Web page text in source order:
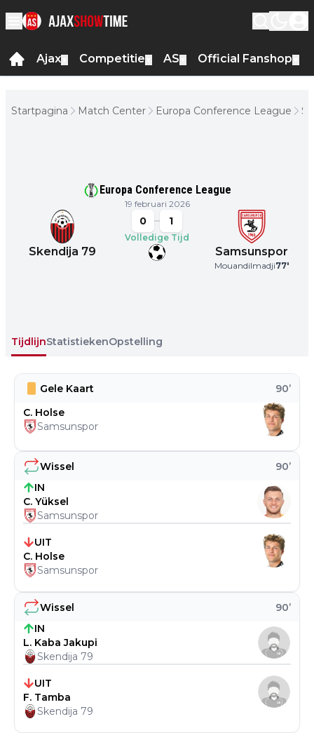
Ajax Competitie AS Official Fanshop
Startpagina Match Center Europa Conference League
Europa Conference League
19 februari 2026
Skendija 79
0 1
Volledige Tijd
Samsunspor
Mouandilmadji77'
TijdlijnStatistiekenOpstelling
Wissel 90’
IN
L. Kaba Jakupi
Skendija 79
UIT
F. Tamba
Skendija 79
Wissel 90’
IN
C. Yüksel
Samsunspor
UIT
C. Holse
Samsunspor
Gele Kaart 90’
C. Holse
Samsunspor